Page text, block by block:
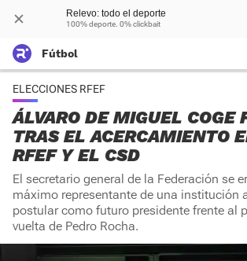
Relevo: todo el deporte
100% deporte. 0% clickbait
Fútbol
ELECCIONES RFEF
ÁLVARO DE MIGUEL COGE
TRAS EL ACERCAMIENTO
RFEF Y EL CSD
El secretario general de la Federación se
máximo representante de una institución
postular como futuro presidente frente al
vuelta de Pedro Rocha.